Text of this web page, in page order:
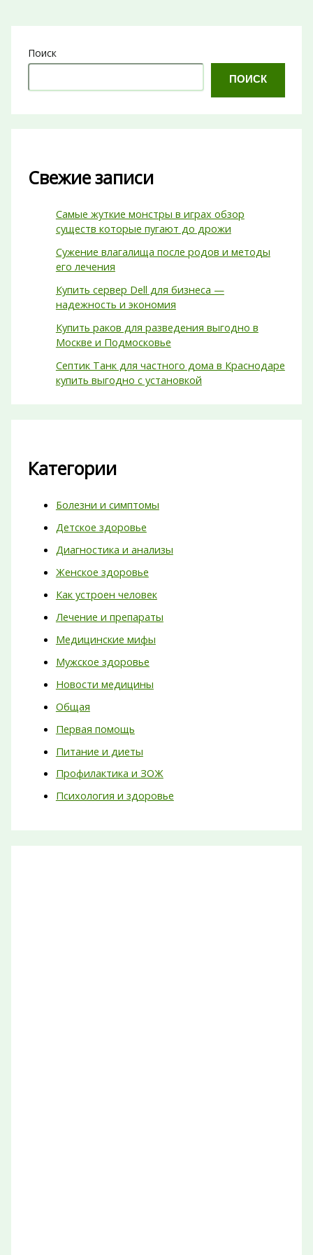
Поиск
ПОИСК
Свежие записи
Самые жуткие монстры в играх обзор
существ которые пугают до дрожи
Сужение влагалища после родов и методы
его лечения
Купить сервер Dell для бизнеса —
надежность и экономия
Купить раков для разведения выгодно в
Москве и Подмосковье
Септик Танк для частного дома в Краснодаре
купить выгодно с установкой
Категории
Болезни и симптомы
Детское здоровье
Диагностика и анализы
Женское здоровье
Как устроен человек
Лечение и препараты
Медицинские мифы
Мужское здоровье
Новости медицины
Общая
Первая помощь
Питание и диеты
Профилактика и ЗОЖ
Психология и здоровье